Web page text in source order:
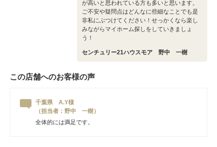
が高いと思われている方も多いと思います。
ご不安や疑問点はどんなに些細なことでも是
非私にぶつけてください！せっかくなら楽し
みながらマイホーム探しをしていきましょ
う！
センチュリー21ハウスモア 野中 一樹
この店舗へのお客様の声
千葉県 A.Y様
（担当者：野中 一樹）
全体的には満足です。